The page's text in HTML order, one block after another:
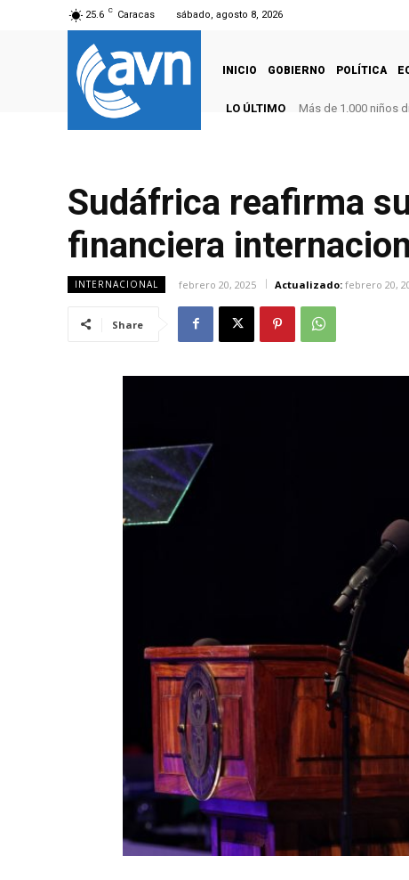
25.6 C Caracas sábado, agosto 8, 2026
INICIO GOBIERNO POLÍTICA
LO ÚLTIMO Más de 1.000 niños
Sudáfrica reafirma
financiera
INTERNACIONAL febrero 20, 2025 Actualizado: febrero 20,
Share